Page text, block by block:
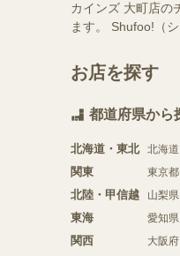
カインズ 大町店の
ます。 Shufoo!（
お店を探す
都道府県から
北海道・東北 北海道
関東 東京都
北陸・甲信越 山梨県
東海 愛知県
関西 大阪府